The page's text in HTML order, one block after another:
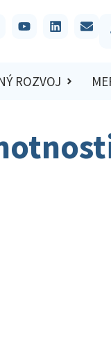
ROZVOJ